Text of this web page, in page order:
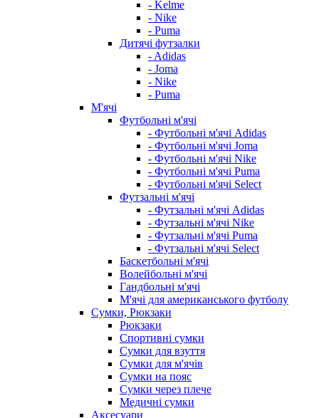
- Kelme
- Nike
- Puma
Дитячі футзалки
- Adidas
- Joma
- Nike
- Puma
М'ячі
Футбольні м'ячі
- Футбольні м'ячі Adidas
- Футбольні м'ячі Joma
- Футбольні м'ячі Nike
- Футбольні м'ячі Puma
- Футбольні м'ячі Select
Футзальні м'ячі
- Футзальні м'ячі Adidas
- Футзальні м'ячі Nike
- Футзальні м'ячі Puma
- Футзальні м'ячі Select
Баскетбольні м'ячі
Волейбольні м'ячі
Гандбольні м'ячі
М'ячі для американського футболу
Сумки, Рюкзаки
Рюкзаки
Спортивні сумки
Сумки для взуття
Сумки для м'ячів
Сумки на пояс
Сумки через плече
Медичні сумки
Аксесуари